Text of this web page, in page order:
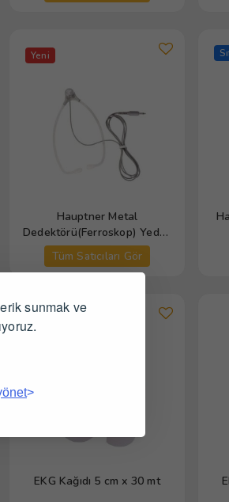
sunmak ve
Yeni
Hauptner Metal
Dedektörü(Ferroskop) Yedek
Steteskobu
Tüm Satıcıları Gör
EKG Kağıdı 5 cm x 30 mt